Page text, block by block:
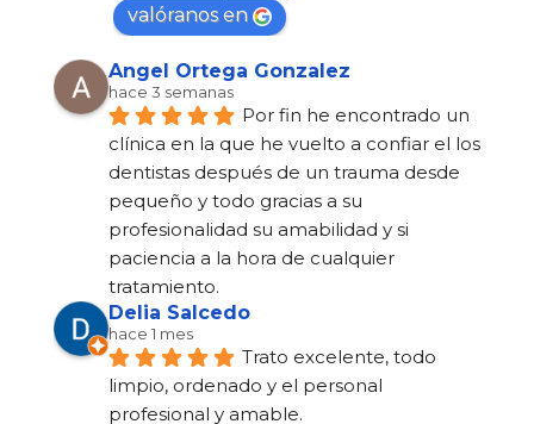
valóranos en
Angel Ortega Gonzalez
hace 3 semanas
Por fin he encontrado un
clínica en la que he vuelto a confiar el los
dentistas después de un trauma desde
pequeño y todo gracias a su
profesionalidad su amabilidad y si
paciencia a la hora de cualquier
tratamiento.
Delia Salcedo
hace 1 mes
Trato excelente, todo
limpio, ordenado y el personal
profesional y amable.